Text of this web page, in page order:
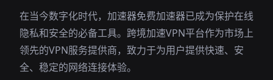
在当今数字化时代，加速器免费加速器已成为保护在线
隐私和安全的必备工具。跨境加速VPN平台作为市场上
领先的VPN服务提供商，致力于为用户提供快速、安
全、稳定的网络连接体验。